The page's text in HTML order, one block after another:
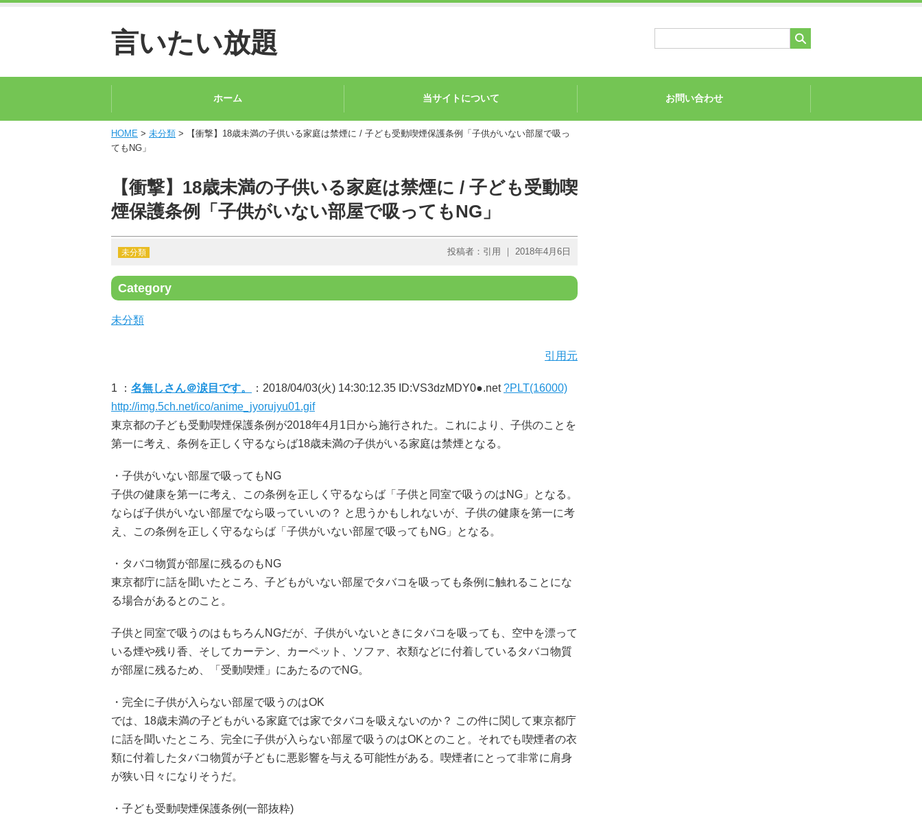
言いたい放題
ホーム 当サイトについて お問い合わせ
HOME > 未分類 > 【衝撃】18歳未満の子供いる家庭は禁煙に / 子ども受動喫煙保護条例「子供がいない部屋で吸っ
てもNG」
【衝撃】18歳未満の子供いる家庭は禁煙に / 子ども受動喫
煙保護条例「子供がいない部屋で吸ってもNG」
未分類 投稿者：引用 ｜ 2018年4月6日
Category
未分類
引用元
1 ： 名無しさん＠涙目です。 ：2018/04/03(火) 14:30:12.35 ID:VS3dzMDY0●.net?PLT(16000)
http://img.5ch.net/ico/anime_jyorujyu01.gif
東京都の子ども受動喫煙保護条例が2018年4月1日から施行された。これにより、子供のことを
第一に考え、条例を正しく守るならば18歳未満の子供がいる家庭は禁煙となる。
・子供がいない部屋で吸ってもNG
子供の健康を第一に考え、この条例を正しく守るならば「子供と同室で吸うのはNG」となる。
ならば子供がいない部屋でなら吸っていいの？ と思うかもしれないが、子供の健康を第一に考
え、この条例を正しく守るならば「子供がいない部屋で吸ってもNG」となる。
・タバコ物質が部屋に残るのもNG
東京都庁に話を聞いたところ、子どもがいない部屋でタバコを吸っても条例に触れることにな
る場合があるとのこと。
子供と同室で吸うのはもちろんNGだが、子供がいないときにタバコを吸っても、空中を漂って
いる煙や残り香、そしてカーテン、カーペット、ソファ、衣類などに付着しているタバコ物質
が部屋に残るため、「受動喫煙」にあたるのでNG。
・完全に子供が入らない部屋で吸うのはOK
では、18歳未満の子どもがいる家庭では家でタバコを吸えないのか？ この件に関して東京都庁
に話を聞いたところ、完全に子供が入らない部屋で吸うのはOKとのこと。それでも喫煙者の衣
類に付着したタバコ物質が子どもに悪影響を与える可能性がある。喫煙者にとって非常に肩身
が狭い日々になりそうだ。
・子ども受動喫煙保護条例(一部抜粋)